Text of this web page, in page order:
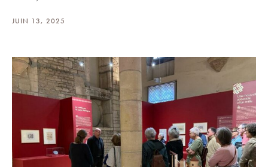
JUIN 13, 2025